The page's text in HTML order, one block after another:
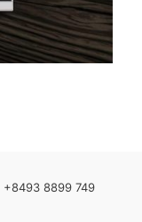
+8493 8899 749